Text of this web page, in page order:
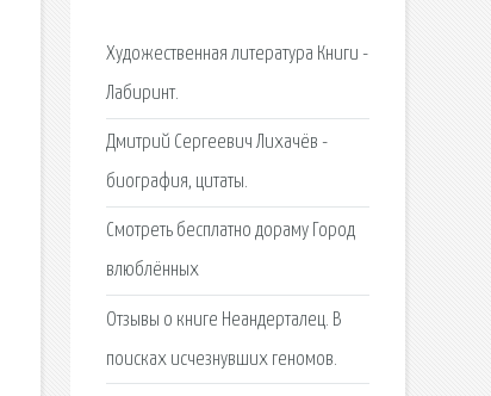
Художественная литература Книги -
Лабиринт.
Дмитрий Сергеевич Лихачёв -
биография, цитаты.
Смотреть бесплатно дораму Город
влюблённых
Отзывы о книге Неандерталец. В
поисках исчезнувших геномов.